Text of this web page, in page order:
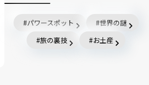
パワースポット
世界の謎
旅の裏技
お土産